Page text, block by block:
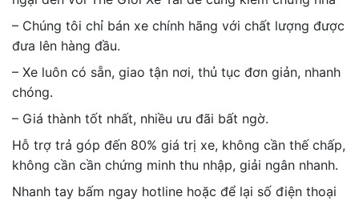
– Chúng tôi chỉ bán xe chính hãng với chất lượng được
đưa lên hàng đầu.
– Xe luôn có sẵn, giao tận nơi, thủ tục đơn giản, nhanh
chóng.
– Giá thành tốt nhất, nhiều ưu đãi bất ngờ.
Hỗ trợ trả góp đến 80% giá trị xe, không cần thế chấp,
không cần cần chứng minh thu nhập, giải ngân nhanh.
Nhanh tay bấm ngay hotline hoặc để lại số điện thoại